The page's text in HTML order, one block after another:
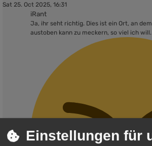
Beitrag
Sat 25. Oct 2025, 16:31
iRant
Ja, ihr seht richtig. Dies ist ein Ort, an
austoben kann zu meckern, so viel ich will.
Einstellungen für